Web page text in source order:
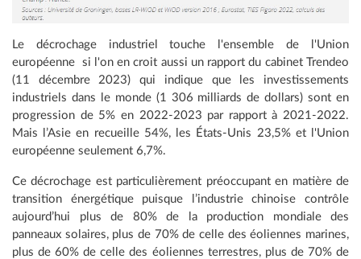
Le décrochage industriel touche l'ensemble de l'Union
européenne si l'on en croit aussi un rapport du cabinet Trendeo
(11 décembre 2023) qui indique que les investissements
industriels dans le monde (1 306 milliards de dollars) sont en
progression de 5% en 2022-2023 par rapport à 2021-2022.
Mais l’Asie en recueille 54%, les États-Unis 23,5% et l'Union
européenne seulement 6,7%.
Ce décrochage est particulièrement préoccupant en matière de
transition énergétique puisque l’industrie chinoise contrôle
aujourd’hui plus de 80% de la production mondiale des
panneaux solaires, plus de 70% de celle des éoliennes marines,
plus de 60% de celle des éoliennes terrestres, plus de 70% de